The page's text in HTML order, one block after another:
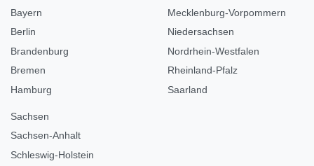
Bayern
Berlin
Brandenburg
Bremen
Hamburg
Mecklenburg-Vorpommern
Niedersachsen
Nordrhein-Westfalen
Rheinland-Pfalz
Saarland
Sachsen
Sachsen-Anhalt
Schleswig-Holstein